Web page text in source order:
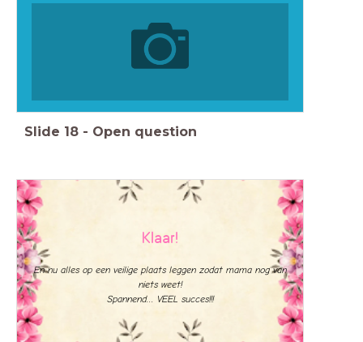
Slide 18 - Open question
Klaar!
En nu alles op een veilige plaats leggen zodat mama nog van
niets weet!
Spannend... VEEL succes!!!